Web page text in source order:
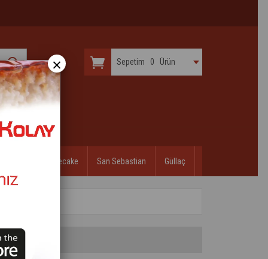
Sepetim 0 Ürün
Cheesecake San Sebastian Güllaç
×